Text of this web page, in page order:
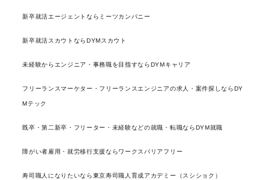
新卒就活エージェントならミーツカンパニー
新卒就活スカウトならDYMスカウト
未経験からエンジニア・事務職を目指すならDYMキャリア
フリーランスマーケター・フリーランスエンジニアの求人・案件探しならDY
Mテック
既卒・第二新卒・フリーター・未経験などの就職・転職ならDYM就職
障がい者雇用・就労移行支援ならワークスバリアフリー
寿司職人になりたいなら東京寿司職人育成アカデミー（スシショク）